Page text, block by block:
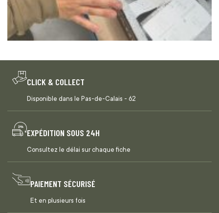
CLICK & COLLECT
Disponible dans le Pas-de-Calais - 62
EXPÉDITION SOUS 24H
Consultez le délai sur chaque fiche
PAIEMENT SÉCURISÉ
Et en plusieurs fois